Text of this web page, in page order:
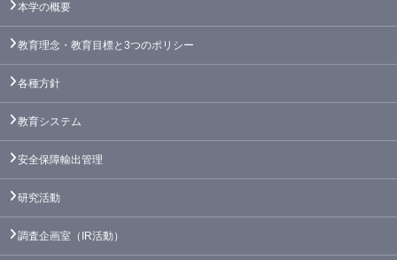
本学の概要
教育理念・教育目標と3つのポリシー
各種方針
教育システム
安全保障輸出管理
研究活動
調査企画室（IR活動）